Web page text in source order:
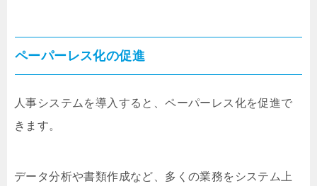
ペーパーレス化の促進
人事システムを導入すると、ペーパーレス化を促進で
きます。
データ分析や書類作成など、多くの業務をシステム上